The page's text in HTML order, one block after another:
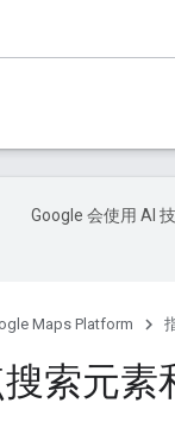
Google 会使用 AI
Maps Platform
索元素